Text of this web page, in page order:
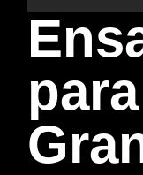
Español